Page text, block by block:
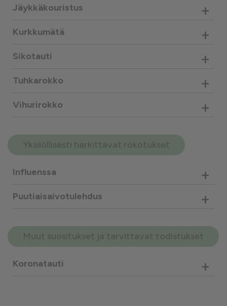
Jäykkäkouristus +
Kurkkumätä +
Sikotauti +
Tuhkarokko +
Vihurirokko +
Yksilöllisesti harkittavat rokotukset
Influenssa +
Puutiaisaivotulehdus +
Muut suositukset ja tarvittavat todistukset
Koronatauti +